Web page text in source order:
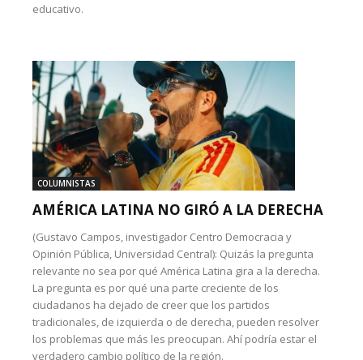
educativo.
COLUMNISTAS
AMÉRICA LATINA NO GIRÓ A LA DERECHA
(Gustavo Campos, investigador Centro Democracia y
Opinión Pública, Universidad Central): Quizás la pregunta
relevante no sea por qué América Latina gira a la derecha.
La pregunta es por qué una parte creciente de los
ciudadanos ha dejado de creer que los partidos
tradicionales, de izquierda o de derecha, pueden resolver
los problemas que más les preocupan. Ahí podría estar el
verdadero cambio político de la región.